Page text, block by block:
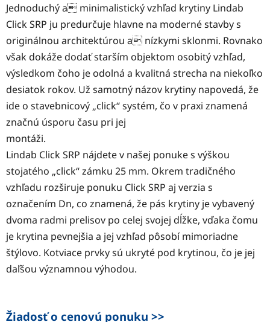
Jednoduchý a minimalistický vzhľad krytiny Lindab
Click SRP ju predurčuje hlavne na moderné stavby s
originálnou architektúrou a nízkymi sklonmi. Rovnako
však dokáže dodať starším objektom osobitý vzhľad,
výsledkom čoho je odolná a kvalitná strecha na niekoľko
desiatok rokov. Už samotný názov krytiny napovedá, že
ide o stavebnicový „click“ systém, čo v praxi znamená
značnú úsporu času pri jej
montáži.
Lindab Click SRP nájdete v našej ponuke s výškou
stojatého „click“ zámku 25 mm. Okrem tradičného
vzhľadu rozširuje ponuku Click SRP aj verzia s
označením Dn, co znamená, že pás krytiny je vybavený
dvoma radmi prelisov po celej svojej dĺžke, vďaka čomu
je krytina pevnejšia a jej vzhľad pôsobí mimoriadne
štýlovo. Kotviace prvky sú ukryté pod krytinou, čo je jej
daľšou významnou výhodou.
Žiadosť o cenovú ponuku >>